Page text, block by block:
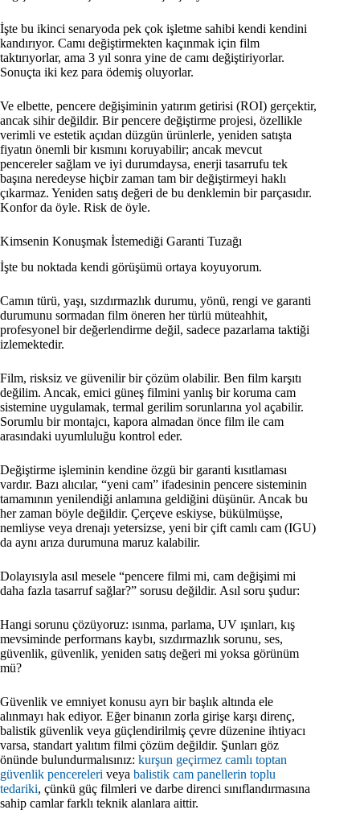
İşte bu ikinci senaryoda pek çok işletme sahibi kendi kendini
kandırıyor. Camı değiştirmekten kaçınmak için film
taktırıyorlar, ama 3 yıl sonra yine de camı değiştiriyorlar.
Sonuçta iki kez para ödemiş oluyorlar.
Ve elbette, pencere değişiminin yatırım getirisi (ROI) gerçektir,
ancak sihir değildir. Bir pencere değiştirme projesi, özellikle
verimli ve estetik açıdan düzgün ürünlerle, yeniden satışta
fiyatın önemli bir kısmını koruyabilir; ancak mevcut
pencereler sağlam ve iyi durumdaysa, enerji tasarrufu tek
başına neredeyse hiçbir zaman tam bir değiştirmeyi haklı
çıkarmaz. Yeniden satış değeri de bu denklemin bir parçasıdır.
Konfor da öyle. Risk de öyle.
Kimsenin Konuşmak İstemediği Garanti Tuzağı
İşte bu noktada kendi görüşümü ortaya koyuyorum.
Camın türü, yaşı, sızdırmazlık durumu, yönü, rengi ve garanti
durumunu sormadan film öneren her türlü müteahhit,
profesyonel bir değerlendirme değil, sadece pazarlama taktiği
izlemektedir.
Film, risksiz ve güvenilir bir çözüm olabilir. Ben film karşıtı
değilim. Ancak, emici güneş filmini yanlış bir koruma cam
sistemine uygulamak, termal gerilim sorunlarına yol açabilir.
Sorumlu bir montajcı, kapora almadan önce film ile cam
arasındaki uyumluluğu kontrol eder.
Değiştirme işleminin kendine özgü bir garanti kısıtlaması
vardır. Bazı alıcılar, “yeni cam” ifadesinin pencere sisteminin
tamamının yenilendiği anlamına geldiğini düşünür. Ancak bu
her zaman böyle değildir. Çerçeve eskiyse, bükülmüşse,
nemliyse veya drenajı yetersizse, yeni bir çift camlı cam (IGU)
da aynı arıza durumuna maruz kalabilir.
Dolayısıyla asıl mesele “pencere filmi mi, cam değişimi mi
daha fazla tasarruf sağlar?” sorusu değildir. Asıl soru şudur:
Hangi sorunu çözüyoruz: ısınma, parlama, UV ışınları, kış
mevsiminde performans kaybı, sızdırmazlık sorunu, ses,
güvenlik, güvenlik, yeniden satış değeri mi yoksa görünüm
mü?
Güvenlik ve emniyet konusu ayrı bir başlık altında ele
alınmayı hak ediyor. Eğer binanın zorla girişe karşı direnç,
balistik güvenlik veya güçlendirilmiş çevre düzenine ihtiyacı
varsa, standart yalıtım filmi çözüm değildir. Şunları göz
önünde bulundurmalısınız: kurşun geçirmez camlı toptan
güvenlik pencereleri veya balistik cam panellerin toplu
tedariki, çünkü güç filmleri ve darbe direnci sınıflandırmasına
sahip camlar farklı teknik alanlara aittir.